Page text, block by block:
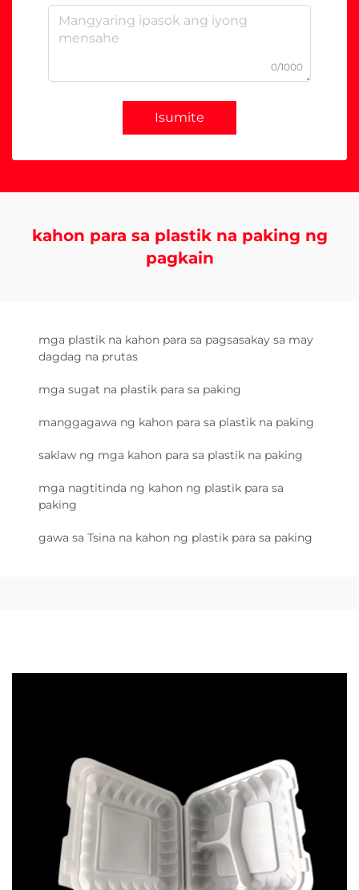
0/1000
Isumite
kahon para sa plastik na paking ng
pagkain
mga plastik na kahon para sa pagsasakay sa may
dagdag na prutas
mga sugat na plastik para sa paking
manggagawa ng kahon para sa plastik na paking
saklaw ng mga kahon para sa plastik na paking
mga nagtitinda ng kahon ng plastik para sa
paking
gawa sa Tsina na kahon ng plastik para sa paking